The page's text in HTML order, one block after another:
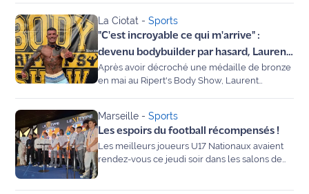
L'invité(e)
de la
rédaction
coeur
Maritima
Fil
rouge
confiance en soi, n'est pas sans dérives.
La Ciotat -Sports
"C'est incroyable ce qui m'arrive" :
devenu bodybuilder par hasard, Laurent
Massimi va disputer les championnats
du monde à La Ciotat
Après avoir décroché une médaille de bronze
en mai au Ripert's Body Show, Laurent
Championnats du Monde WFF de
bodybuilding prévus ce week-end à La Ciotat.
L'athlète de 48 ans, qui avait tenté cette
expérience par hasard, s'est pris au jeu et
Marseille -Sports
Les espoirs du football récompensés !
Les meilleurs joueurs U17 Nationaux avaient
rendez-vous ce jeudi soir dans les salons de